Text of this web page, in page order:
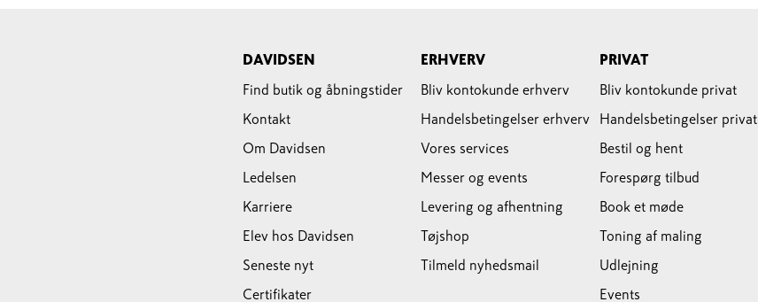
DAVIDSEN
Find butik og åbningstider
Kontakt
Om Davidsen
Ledelsen
Karriere
Elev hos Davidsen
Seneste nyt
Certifikater
ERHVERV
Bliv kontokunde erhverv
Handelsbetingelser erhverv
Vores services
Messer og events
Levering og afhentning
Tøjshop
Tilmeld nyhedsmail
PRIVAT
Bliv kontokunde privat
Handelsbetingelser privat
Bestil og hent
Forespørg tilbud
Book et møde
Toning af maling
Udlejning
Events